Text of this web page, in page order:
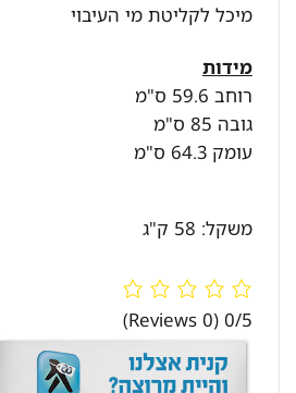
מיכל לקליטת מי העיבוי
מידות
רוחב 59.6 ס"מ
גובה 85 ס"מ
עומק 64.3 ס"מ
משקל: 58 ק"ג
0/5
(0 Reviews)